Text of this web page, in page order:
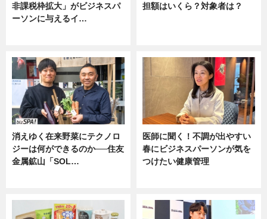
非課税枠拡大」がビジネスパ
ーソンに与えるイ…
担額はいくら？対象者は？
消えゆく在来野菜にテクノロ
ジーは何ができるのか──住友
金属鉱山「SOL…
医師に聞く！不調が出やすい
春にビジネスパーソンが気を
つけたい健康管理